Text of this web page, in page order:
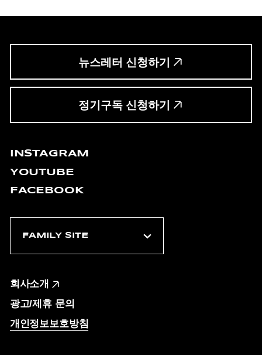
뉴스레터 신청하기
정기구독 신청하기
INSTAGRAM
YOUTUBE
FACEBOOK
회사소개
광고/제휴 문의
개인정보보호방침